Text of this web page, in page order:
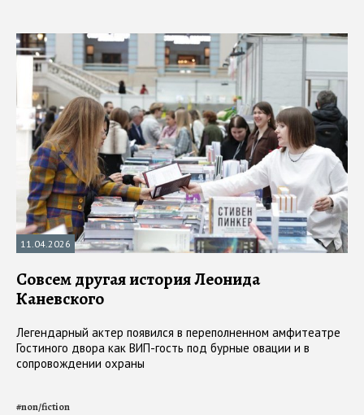
11.04.2026
Совсем другая история Леонида
Каневского
Легендарный актер появился в переполненном амфитеатре
Гостиного двора как ВИП-гость под бурные овации и в
сопровождении охраны
#non/fiction